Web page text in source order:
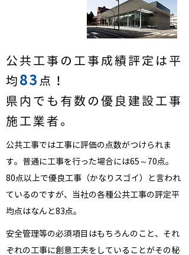
公共工事の工事成績評定は平
均 83 点！
県内でも有数の優良建設工事
施工業者。
公共工事では工事に評価の点数がつけられま
す。普通に工事を行った場合には65～70点。
80点以上で優良工事（かなりスゴイ）と言われ
ているのですが、当社の各種公共工事の評定平
均点はなんと83点。
安全管理等の必須項目はもちろんのこと、それ
ぞれの工事に創意工夫をしていることがその秘